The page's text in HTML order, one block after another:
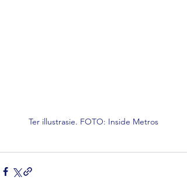
Ter illustrasie. FOTO: Inside Metros